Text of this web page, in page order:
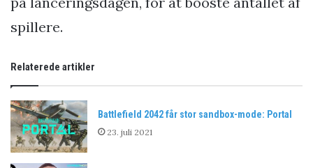
spillere.
Relaterede artikler
Battlefield 2042 får stor sandbox-mode: Portal
23. juli 2021